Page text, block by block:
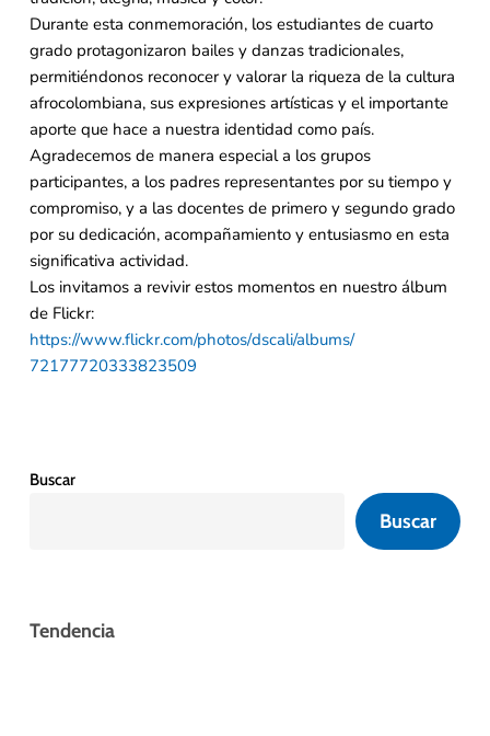
Durante esta conmemoración, los estudiantes de cuarto
grado protagonizaron bailes y danzas tradicionales,
permitiéndonos reconocer y valorar la riqueza de la cultura
afrocolombiana, sus expresiones artísticas y el importante
aporte que hace a nuestra identidad como país.
Agradecemos de manera especial a los grupos
participantes, a los padres representantes por su tiempo y
compromiso, y a las docentes de primero y segundo grado
por su dedicación, acompañamiento y entusiasmo en esta
significativa actividad.
Los invitamos a revivir estos momentos en nuestro álbum
de Flickr:
https://www.flickr.com/photos/dscali/albums/
72177720333823509
Buscar
Buscar
Tendencia